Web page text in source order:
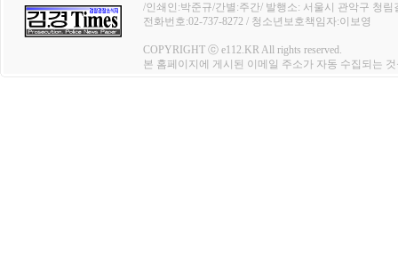
/인쇄인:박준규/간별:주간/ 발행소: 서울시 관악구 청림
전화번호:02-737-8272 / 청소년보호책임자:이보영
COPYRIGHT ⓒ e112.KR All rights reserved.
본 홈페이지에 게시된 이메일 주소가 자동 수집되는